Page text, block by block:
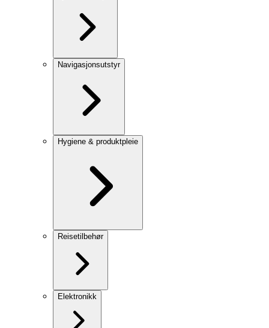
Navigasjonsutstyr
Hygiene & produktpleie
Reisetilbehør
Elektronikk